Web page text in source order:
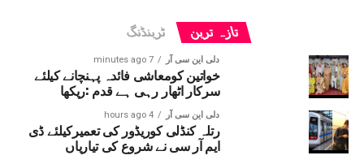
تازہ ترین ٹرینڈنگ
دلی این سی آر 7 minutes ago
خواتین کومعاشی فائدہ پہنچانے کیلئے
سرکار اٹھار رہی ہے قدم :ریکھا
دلی این سی آر 4 hours ago
رتلہ کنڈلی کوریڈور کی تعمیرکیلئے ڈی
ایم آر سی نے شروع کی تیاریاں